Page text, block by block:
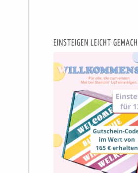
EINSTEIGEN LEICHT GEMACHT